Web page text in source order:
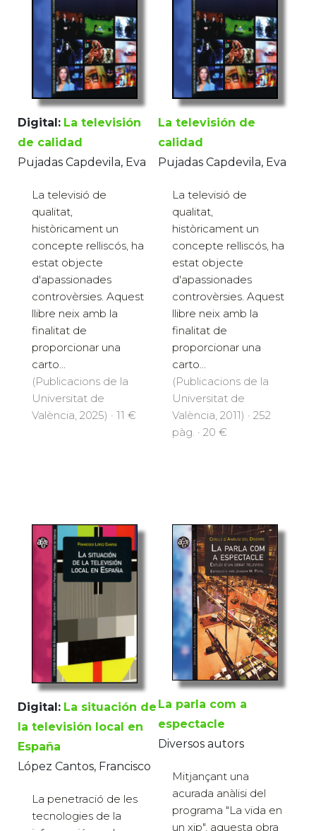
Digital: La televisión
de calidad
Pujadas Capdevila, Eva
La televisió de
qualitat,
històricament un
concepte relliscós, ha
estat objecte
d'apassionades
controvèrsies. Aquest
llibre neix amb la
finalitat de
proporcionar una
carto...
(Publicacions de la
Universitat de
València, 2025) · 11 €
La televisión de
calidad
Pujadas Capdevila, Eva
La televisió de
qualitat,
històricament un
concepte relliscós, ha
estat objecte
d'apassionades
controvèrsies. Aquest
llibre neix amb la
finalitat de
proporcionar una
carto...
(Publicacions de la
Universitat de
València, 2011) · 252
pàg. · 20 €
Digital: La situación de
la televisión local en
España
López Cantos, Francisco
La penetració de les
tecnologies de la
La parla com a
espectacle
Diversos autors
Mitjançant una
acurada anàlisi del
programa "La vida en
un xip", aquesta obra